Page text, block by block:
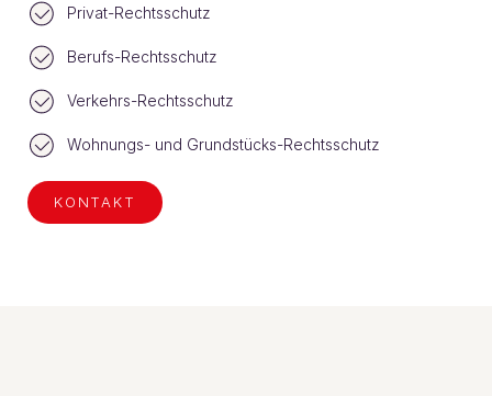
Privat-Rechtsschutz
Berufs-Rechtsschutz
Verkehrs-Rechtsschutz
Wohnungs- und Grundstücks-Rechtsschutz
KONTAKT